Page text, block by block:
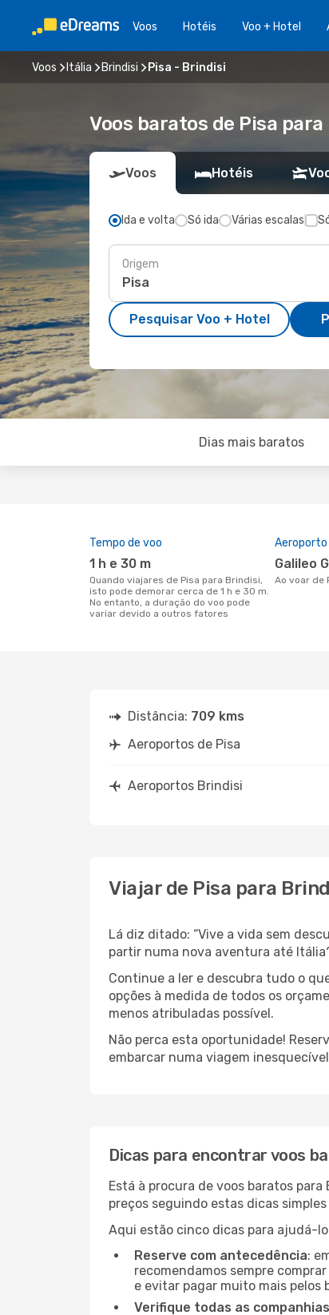
Voos Hotéis Voo + Hotel
Voos Itália Brindisi Pisa - Brindisi
Voos baratos de Pisa
Voos Hotéis
Ida e volta Só ida Várias escalas
Origem
Pesquisar Voo + Hotel
Dias mais baratos
Tempo de voo
1 h e 30 m
Quando viajares de Pisa para Brindisi,
isto pode demorar cerca de 1 h e 30 m.
No entanto, a duração do voo pode
variar devido a outros fatores
Aeroporto
Galileo
Ao voar
Distância: 709 kms
Aeroportos de Pisa
Aeroportos Brindisi
Viajar de Pisa para
Lá diz ditado: “Vive a vida sem
partir numa nova aventura até
Continue a ler e descubra tudo o
opções à medida de todos os
menos atribuladas possível.
Não perca esta oportunidade!
embarcar numa viagem
Dicas para encontrar voos
Está à procura de voos baratos
preços seguindo estas dicas
Aqui estão cinco dicas para ajudá-lo
Reserve com antecedência:
recomendamos sempre
e evitar pagar muito mais pelos
Verifique todas as